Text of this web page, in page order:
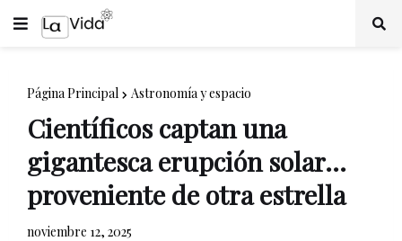
Página Principal Astronomía y espacio
Científicos captan una
gigantesca erupción solar…
proveniente de otra estrella
noviembre 12, 2025